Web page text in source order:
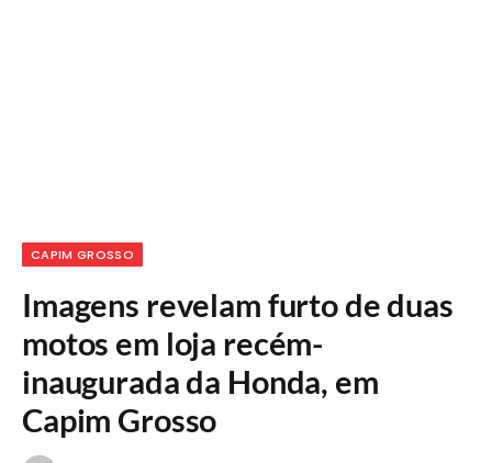
CAPIM GROSSO
Imagens revelam furto de duas
motos em loja recém-
inaugurada da Honda, em
Capim Grosso